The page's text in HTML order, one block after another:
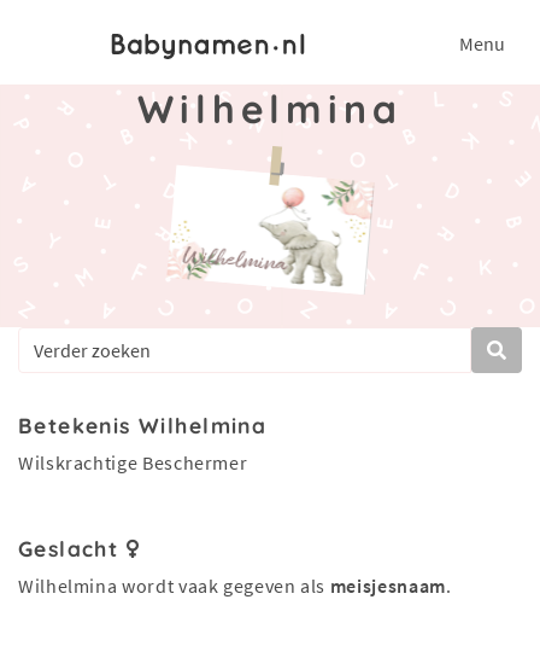
Menu
Wilhelmina
Betekenis Wilhelmina
Wilskrachtige Beschermer
Geslacht
Wilhelmina wordt vaak gegeven als meisjesnaam.